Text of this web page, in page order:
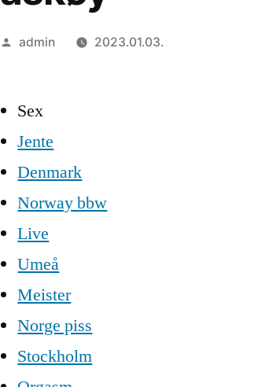
Szerző:
admin 2023.01.03.
Sex
Jente
Denmark
Norway bbw
Live
Umeå
Meister
Norge piss
Stockholm